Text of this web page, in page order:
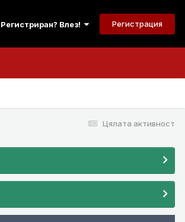
Регистриран? Влез! Регистрация
Цялата активност